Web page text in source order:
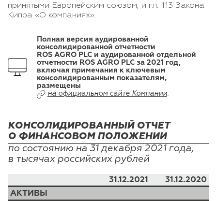
принятыми Европейским союзом, и гл. 113 Закона
Кипра «О компаниях».
Полная версия аудированной
консолидированной отчетности
ROS AGRO PLC и аудированной отдельной
отчетности ROS AGRO PLC за 2021 год,
включая примечания к ключевым
консолидированным показателям,
размещены
на официальном сайте Компании.
КОНСОЛИДИРОВАННЫЙ ОТЧЕТ
О ФИНАНСОВОМ ПОЛОЖЕНИИ
по состоянию на 31 декабря 2021 года,
в тысячах российских рублей
31.12.2021
31.12.2020
АКТИВЫ